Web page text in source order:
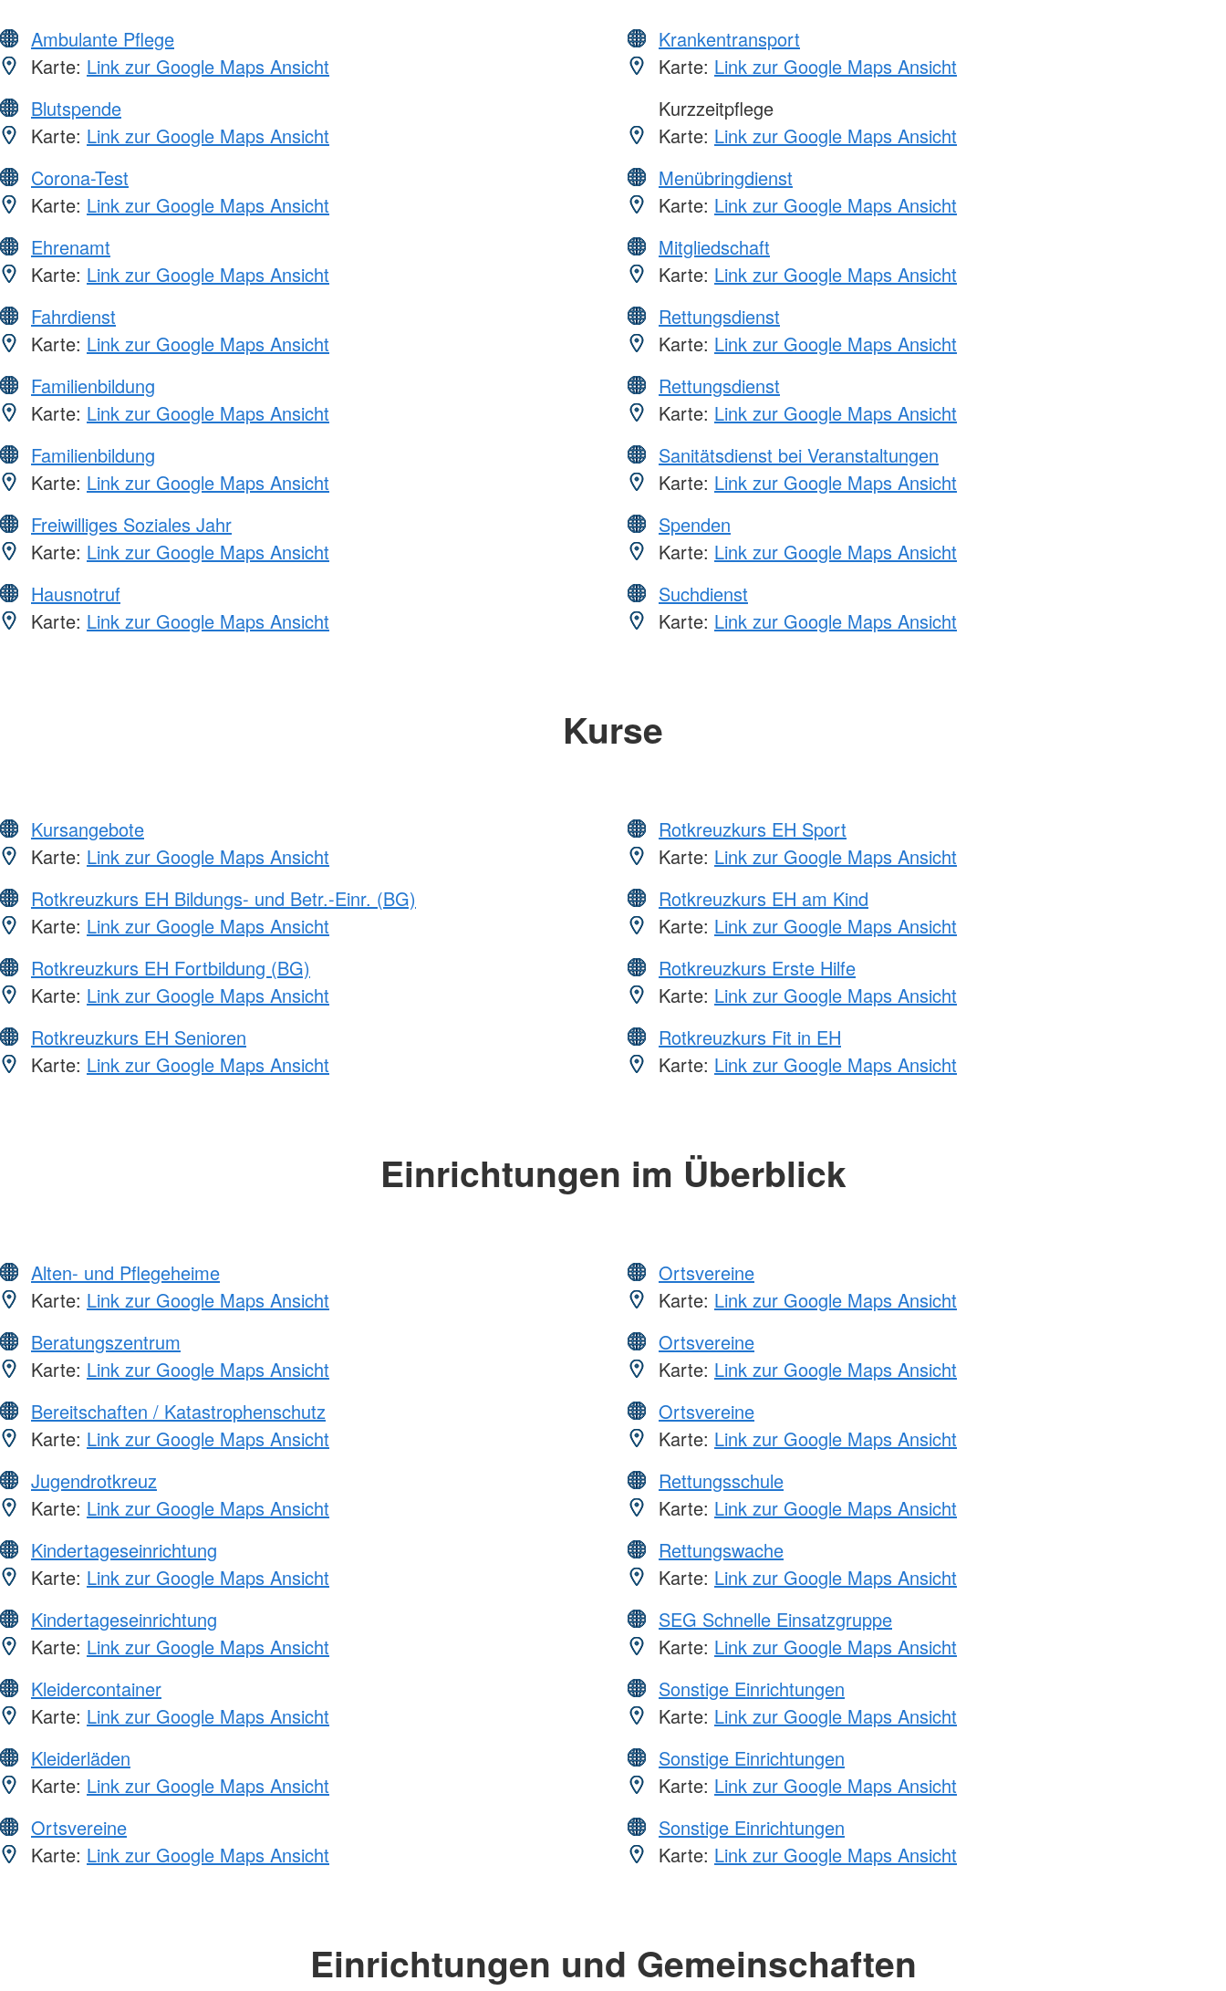
Ambulante Pflege
Karte: Link zur Google Maps Ansicht
Blutspende
Karte: Link zur Google Maps Ansicht
Corona-Test
Karte: Link zur Google Maps Ansicht
Ehrenamt
Karte: Link zur Google Maps Ansicht
Fahrdienst
Karte: Link zur Google Maps Ansicht
Familienbildung
Karte: Link zur Google Maps Ansicht
Familienbildung
Karte: Link zur Google Maps Ansicht
Freiwilliges Soziales Jahr
Karte: Link zur Google Maps Ansicht
Hausnotruf
Karte: Link zur Google Maps Ansicht
Krankentransport
Karte: Link zur Google Maps Ansicht
Kurzzeitpflege
Karte: Link zur Google Maps Ansicht
Menübringdienst
Karte: Link zur Google Maps Ansicht
Mitgliedschaft
Karte: Link zur Google Maps Ansicht
Rettungsdienst
Karte: Link zur Google Maps Ansicht
Rettungsdienst
Karte: Link zur Google Maps Ansicht
Sanitätsdienst bei Veranstaltungen
Karte: Link zur Google Maps Ansicht
Spenden
Karte: Link zur Google Maps Ansicht
Suchdienst
Karte: Link zur Google Maps Ansicht
Kurse
Kursangebote
Karte: Link zur Google Maps Ansicht
Rotkreuzkurs EH Bildungs- und Betr.-Einr. (BG)
Karte: Link zur Google Maps Ansicht
Rotkreuzkurs EH Fortbildung (BG)
Karte: Link zur Google Maps Ansicht
Rotkreuzkurs EH Senioren
Karte: Link zur Google Maps Ansicht
Rotkreuzkurs EH Sport
Karte: Link zur Google Maps Ansicht
Rotkreuzkurs EH am Kind
Karte: Link zur Google Maps Ansicht
Rotkreuzkurs Erste Hilfe
Karte: Link zur Google Maps Ansicht
Rotkreuzkurs Fit in EH
Karte: Link zur Google Maps Ansicht
Einrichtungen im Überblick
Alten- und Pflegeheime
Karte: Link zur Google Maps Ansicht
Beratungszentrum
Karte: Link zur Google Maps Ansicht
Bereitschaften / Katastrophenschutz
Karte: Link zur Google Maps Ansicht
Jugendrotkreuz
Karte: Link zur Google Maps Ansicht
Kindertageseinrichtung
Karte: Link zur Google Maps Ansicht
Kindertageseinrichtung
Karte: Link zur Google Maps Ansicht
Kleidercontainer
Karte: Link zur Google Maps Ansicht
Kleiderläden
Karte: Link zur Google Maps Ansicht
Ortsvereine
Karte: Link zur Google Maps Ansicht
Ortsvereine
Karte: Link zur Google Maps Ansicht
Ortsvereine
Karte: Link zur Google Maps Ansicht
Ortsvereine
Karte: Link zur Google Maps Ansicht
Rettungsschule
Karte: Link zur Google Maps Ansicht
Rettungswache
Karte: Link zur Google Maps Ansicht
SEG Schnelle Einsatzgruppe
Karte: Link zur Google Maps Ansicht
Sonstige Einrichtungen
Karte: Link zur Google Maps Ansicht
Sonstige Einrichtungen
Karte: Link zur Google Maps Ansicht
Sonstige Einrichtungen
Karte: Link zur Google Maps Ansicht
Einrichtungen und Gemeinschaften